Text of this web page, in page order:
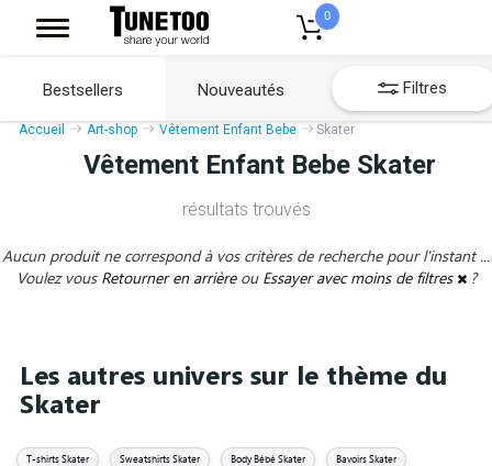
0
Bestsellers Nouveautés Filtres
Accueil Art-shop Vêtement Enfant Bebe Skater
Vêtement Enfant Bebe Skater
résultats trouvés
Aucun produit ne correspond à vos critères de recherche pour l'instant ...
Voulez vous Retourner en arrière ou Essayer avec moins de filtres ?
Les autres univers sur le thème du
Skater
T-shirts Skater Sweatshirts Skater Body Bébé Skater Bavoirs Skater